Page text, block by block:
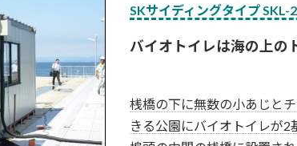
SKサイディングタイプ
バイオトイレは海の上の
桟橋の下に無数の小あじと
きる公園にバイオトイレが2